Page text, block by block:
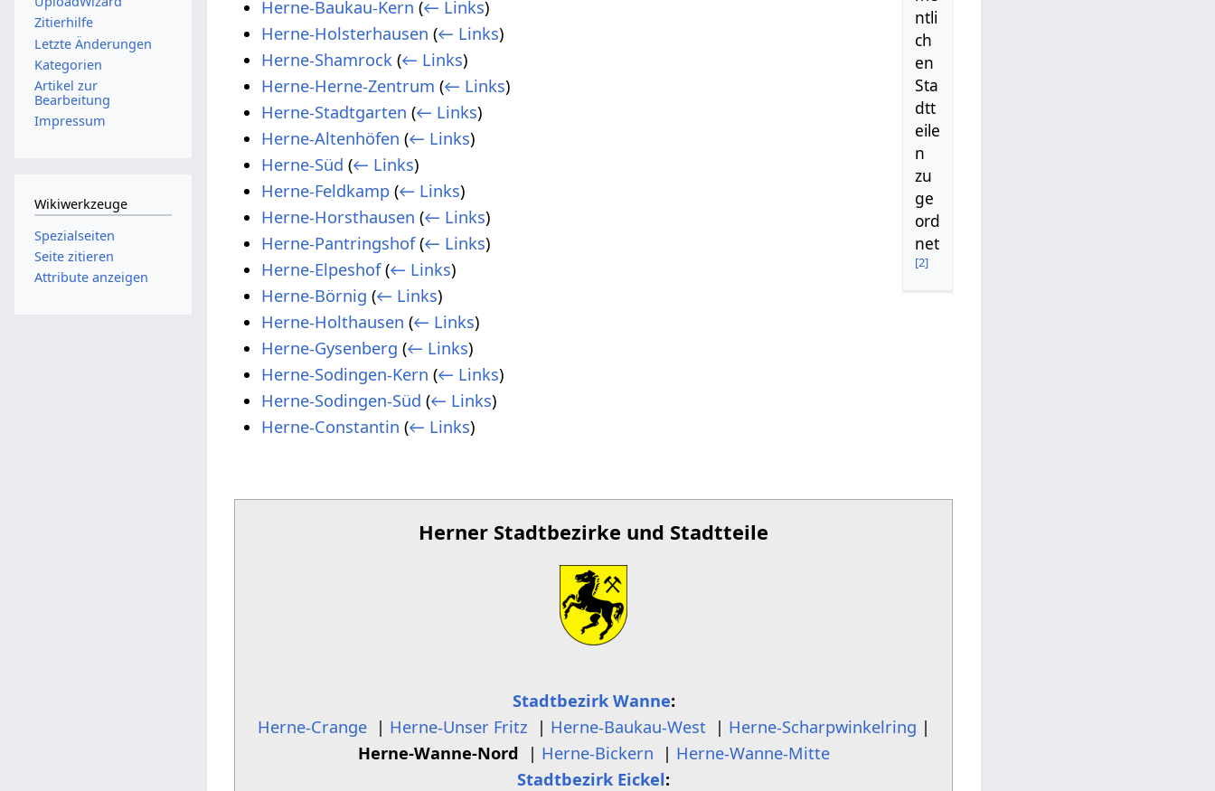
ntli
ch
en
Sta
dtt
eile
n
zu
ge
ord
net
[2]
Herne-Baukau-Kern (← Links)
Herne-Holsterhausen (← Links)
Herne-Shamrock (← Links)
Herne-Herne-Zentrum (← Links)
Herne-Stadtgarten (← Links)
Herne-Altenhöfen (← Links)
Herne-Süd (← Links)
Herne-Feldkamp (← Links)
Herne-Horsthausen (← Links)
Herne-Pantringshof (← Links)
Herne-Elpeshof (← Links)
Herne-Börnig (← Links)
Herne-Holthausen (← Links)
Herne-Gysenberg (← Links)
Herne-Sodingen-Kern (← Links)
Herne-Sodingen-Süd (← Links)
Herne-Constantin (← Links)
Herner Stadtbezirke und Stadtteile
Stadtbezirk Wanne:
Herne-Crange| Herne-Unser Fritz | Herne-Baukau-West| Herne-Scharpwinkelring |
Herne-Wanne-Nord | Herne-Bickern | Herne-Wanne-Mitte
Stadtbezirk Eickel:
Zitierhilfe
Letzte Änderungen
Kategorien
Artikel zur
Bearbeitung
Impressum
Wikiwerkzeuge
Spezialseiten
Seite zitieren
Attribute anzeigen